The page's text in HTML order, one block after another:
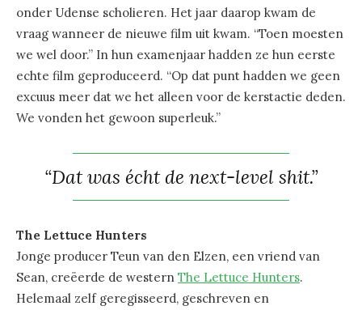
onder Udense scholieren. Het jaar daarop kwam de
vraag wanneer de nieuwe film uit kwam. “Toen moesten
we wel door.” In hun examenjaar hadden ze hun eerste
echte film geproduceerd. “Op dat punt hadden we geen
excuus meer dat we het alleen voor de kerstactie deden.
We vonden het gewoon superleuk.”
“Dat was écht de next-level shit.”
The Lettuce Hunters
Jonge producer Teun van den Elzen, een vriend van
Sean, creëerde de western The Lettuce Hunters.
Helemaal zelf geregisseerd, geschreven en